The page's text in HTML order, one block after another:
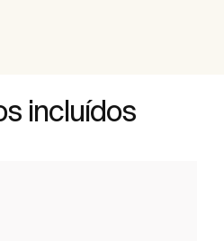
incluídos